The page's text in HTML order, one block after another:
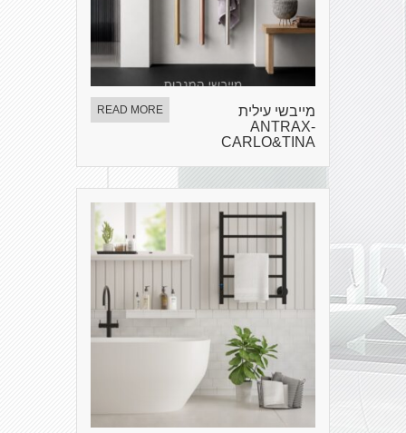
מייבשי עילית
ANTRAX-
CARLO&TINA
READ MORE